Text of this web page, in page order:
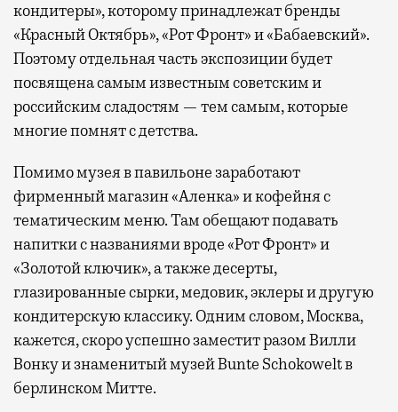
кондитеры», которому принадлежат бренды
«Красный Октябрь», «Рот Фронт» и «Бабаевский».
Поэтому отдельная часть экспозиции будет
посвящена самым известным советским и
российским сладостям — тем самым, которые
многие помнят с детства.
Помимо музея в павильоне заработают
фирменный магазин «Аленка» и кофейня с
тематическим меню. Там обещают подавать
напитки с названиями вроде «Рот Фронт» и
«Золотой ключик», а также десерты,
глазированные сырки, медовик, эклеры и другую
кондитерскую классику. Одним словом, Москва,
кажется, скоро успешно заместит разом Вилли
Вонку и знаменитый музей Bunte Schokowelt в
берлинском Митте.